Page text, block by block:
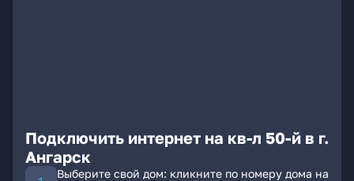
Подключить интернет на кв-л 50-й в г.
Ангарск
Выберите свой дом: кликните по номеру дома на